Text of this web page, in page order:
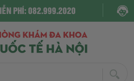
PHÍ: 082.999.2020